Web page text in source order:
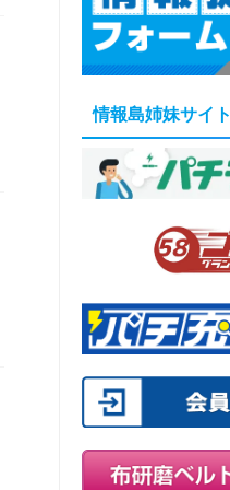
情報島姉妹サイト